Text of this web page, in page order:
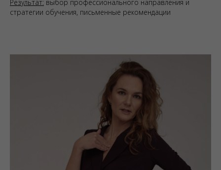
Результат: выбор профессионального направления и
стратегии обучения, письменные рекомендации